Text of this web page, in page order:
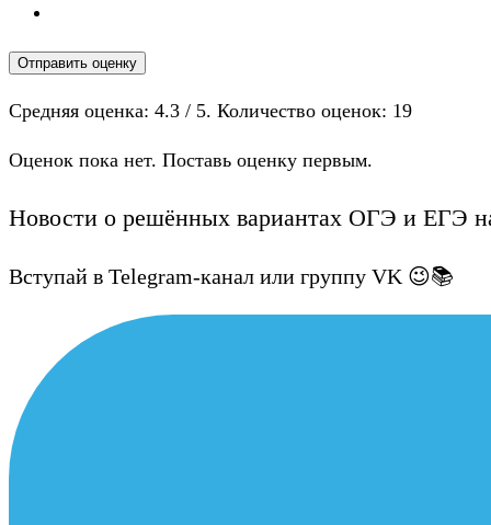
Отправить оценку
Средняя оценка: 4.3 / 5. Количество оценок: 19
Оценок пока нет. Поставь оценку первым.
Новости о решённых вариантах ОГЭ и ЕГЭ
Вступай в Telegram-канал или группу VK 😉📚